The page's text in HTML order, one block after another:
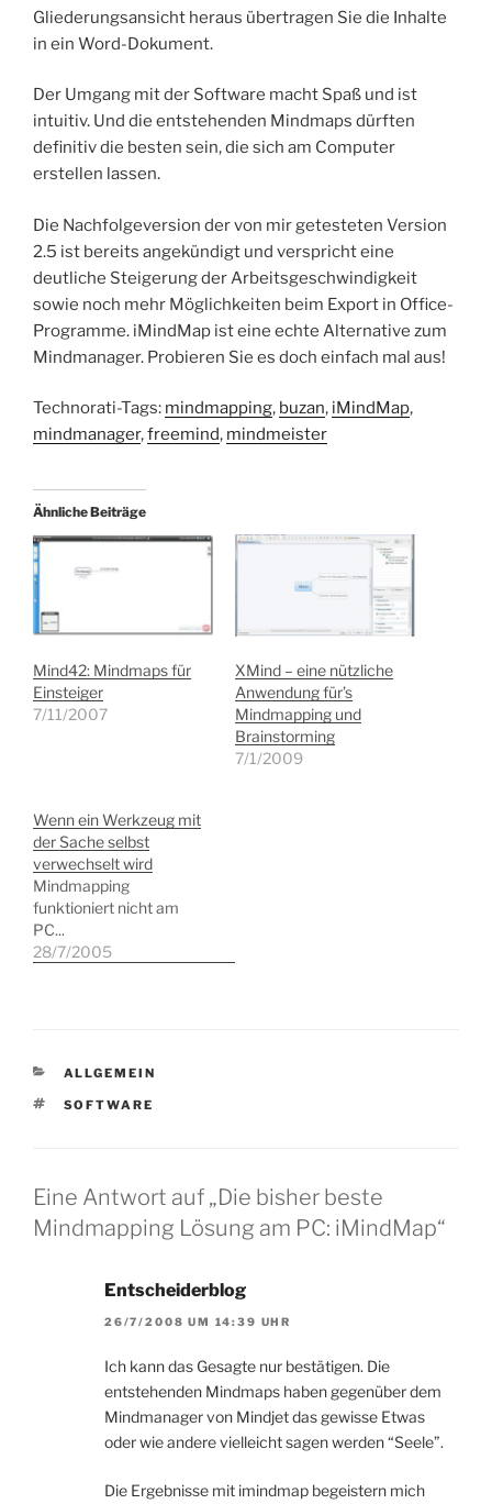
Gliederungsansicht heraus übertragen Sie die Inhalte
in ein Word-Dokument.
Der Umgang mit der Software macht Spaß und ist
intuitiv. Und die entstehenden Mindmaps dürften
definitiv die besten sein, die sich am Computer
erstellen lassen.
Die Nachfolgeversion der von mir getesteten Version
2.5 ist bereits angekündigt und verspricht eine
deutliche Steigerung der Arbeitsgeschwindigkeit
sowie noch mehr Möglichkeiten beim Export in Office-
Programme. iMindMap ist eine echte Alternative zum
Mindmanager. Probieren Sie es doch einfach mal aus!
Technorati-Tags: mindmapping, buzan, iMindMap,
mindmanager,freemind, mindmeister
Ähnliche Beiträge
Mind42: Mindmaps für
Einsteiger
7/11/2007
XMind – eine nützliche
Anwendung für’s
Mindmapping und
Brainstorming
7/1/2009
Wenn ein Werkzeug mit
der Sache selbst
verwechselt wird
Mindmapping
funktioniert nicht am
PC...
28/7/2005
KATEGORIEN
ALLGEMEIN
SCHLAGWÖRTER
SOFTWARE
Eine Antwort auf „Die bisher beste
Mindmapping Lösung am PC: iMindMap“
Entscheiderblog
26/7/2008 UM 14:39 UHR
Ich kann das Gesagte nur bestätigen. Die
entstehenden Mindmaps haben gegenüber dem
Mindmanager von Mindjet das gewisse Etwas
oder wie andere vielleicht sagen werden “Seele”.
Die Ergebnisse mit imindmap begeistern mich